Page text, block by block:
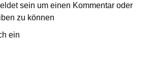
sein um einen Kommentar oder
zu können
ein